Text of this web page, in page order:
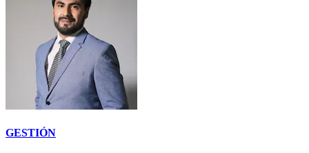
GESTIÓN